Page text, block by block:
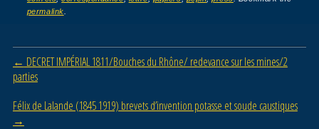
e
o
k
er
g
permalink
Post navigation
← DECRET IMPÉRIAL 1811/Bouches du Rhône/ redevance sur les mines/2
parties
Félix de Lalande (1845 1919) brevets d’invention potasse et soude caustiques
→